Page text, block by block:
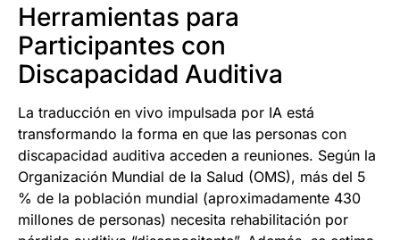
Herramientas para
Participantes con
Discapacidad Auditiva
La traducción en vivo impulsada por IA está
transformando la forma en que las personas con
discapacidad auditiva acceden a reuniones. Según la
Organización Mundial de la Salud (OMS), más del 5
% de la población mundial (aproximadamente 430
millones de personas) necesita rehabilitación por